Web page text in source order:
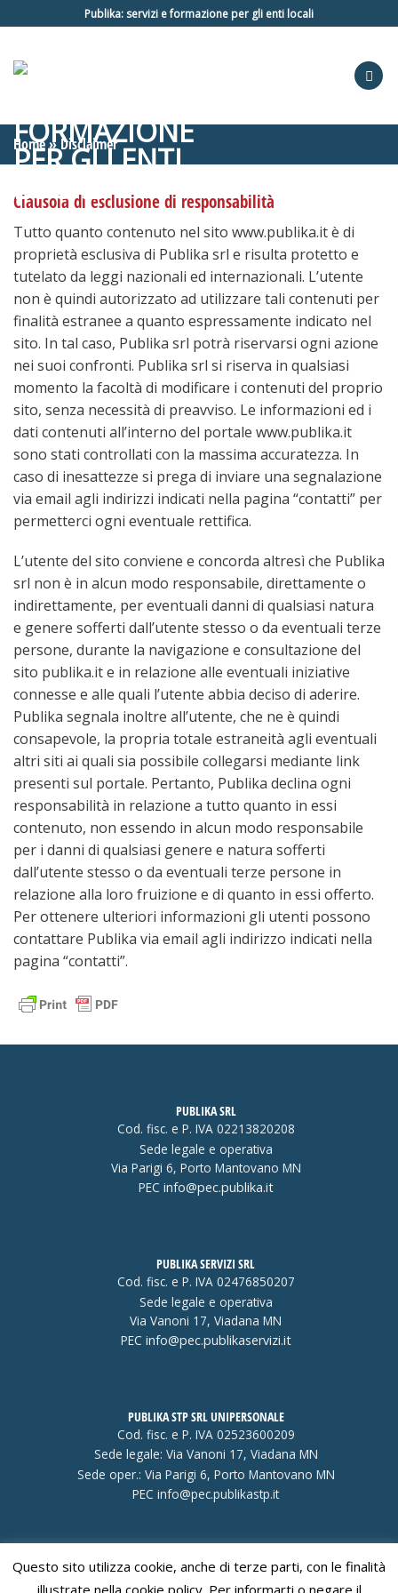
ai
Publika: servizi e formazione per gli enti locali
Home»Disclaimer
Clausola di esclusione di responsabilità
Tutto quanto contenuto nel sito www.publika.it è di
proprietà esclusiva di Publika srl e risulta protetto e
tutelato da leggi nazionali ed internazionali. L’utente
non è quindi autorizzato ad utilizzare tali contenuti per
finalità estranee a quanto espressamente indicato nel
sito. In tal caso, Publika srl potrà riservarsi ogni azione
nei suoi confronti. Publika srl si riserva in qualsiasi
momento la facoltà di modificare i contenuti del proprio
sito, senza necessità di preavviso. Le informazioni ed i
dati contenuti all’interno del portale www.publika.it
sono stati controllati con la massima accuratezza. In
caso di inesattezze si prega di inviare una segnalazione
via email agli indirizzi indicati nella pagina “contatti” per
permetterci ogni eventuale rettifica.
L’utente del sito conviene e concorda altresì che Publika
srl non è in alcun modo responsabile, direttamente o
indirettamente, per eventuali danni di qualsiasi natura
e genere sofferti dall’utente stesso o da eventuali terze
persone, durante la navigazione e consultazione del
sito publika.it e in relazione alle eventuali iniziative
connesse e alle quali l’utente abbia deciso di aderire.
Publika segnala inoltre all’utente, che ne è quindi
consapevole, la propria totale estraneità agli eventuali
altri siti ai quali sia possibile collegarsi mediante link
presenti sul portale. Pertanto, Publika declina ogni
responsabilità in relazione a tutto quanto in essi
contenuto, non essendo in alcun modo responsabile
per i danni di qualsiasi genere e natura sofferti
dall’utente stesso o da eventuali terze persone in
relazione alla loro fruizione e di quanto in essi offerto.
Per ottenere ulteriori informazioni gli utenti possono
contattare Publika via email agli indirizzo indicati nella
pagina “contatti”.
PUBLIKA SRL
Cod. fisc. e P. IVA 02213820208
Sede legale e operativa
Via Parigi 6, Porto Mantovano MN
PEC info@pec.publika.it
PUBLIKA SERVIZI SRL
Cod. fisc. e P. IVA 02476850207
Sede legale e operativa
Via Vanoni 17, Viadana MN
PEC info@pec.publikaservizi.it
PUBLIKA STP SRL UNIPERSONALE
Cod. fisc. e P. IVA 02523600209
Sede legale: Via Vanoni 17, Viadana MN
Sede oper.: Via Parigi 6, Porto Mantovano MN
PEC info@pec.publikastp.it
Visa PayPal Stripe MasterCardCash
Questo sito utilizza cookie, anche di terze parti, con le finalità